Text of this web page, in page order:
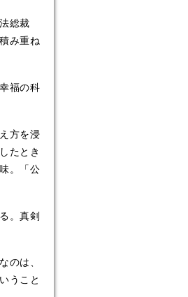
総裁
み重ね
福の科
方を浸
たとき
。「公
。真剣
のは、
うこと